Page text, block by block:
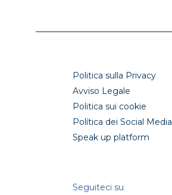
Politica sulla Privacy
Avviso Legale
Politica sui cookie
Política dei Social Media
Speak up platform
Seguiteci su